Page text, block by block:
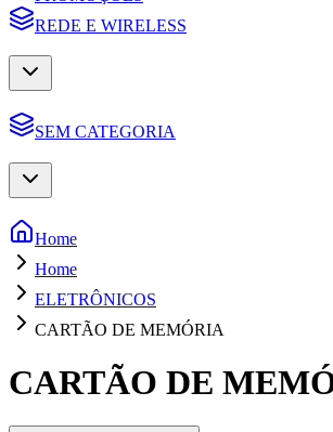
REDE E WIRELESS
SEM CATEGORIA
Home
Home
ELETRÔNICOS
CARTÃO DE MEMÓRIA
CARTÃO DE